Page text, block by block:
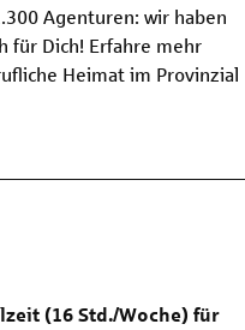
Agenturen: wir haben
für Dich! Erfahre mehr
Heimat im Provinzial
(16 Std./Woche) für